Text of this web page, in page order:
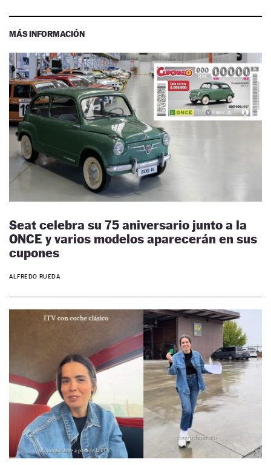
MÁS INFORMACIÓN
Seat celebra su 75 aniversario junto a la
ONCE y varios modelos aparecerán en sus
cupones
ALFREDO RUEDA